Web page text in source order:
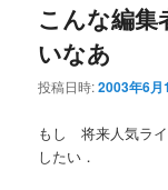
こんな編集
いなあ
投稿日時:2003年6月
もし 将来人気ラ
したい．